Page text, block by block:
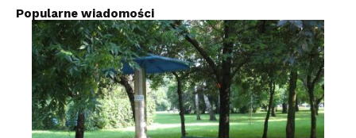
Popularne wiadomości